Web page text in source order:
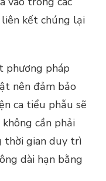
kết chúng lại
phương pháp
nên đảm bảo
ca tiểu phẫu sẽ
cần phải
thời gian duy trì
dài hạn bằng